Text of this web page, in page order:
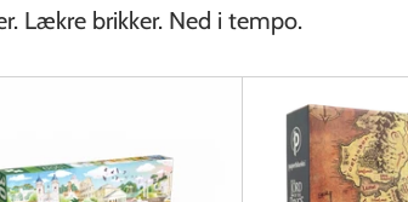
Lækre brikker. Ned i tempo.